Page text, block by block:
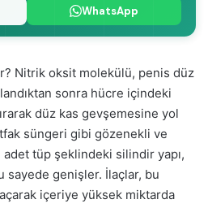
WhatsApp
Nitrik oksit molekülü, penis düz
sonra hücre içindeki
düz kas gevşemesine yol
süngeri gibi gözenekli ve
adet tüp şeklindeki silindir yapı,
sayede genişler. İlaçlar, bu
içeriye yüksek miktarda